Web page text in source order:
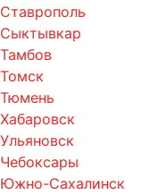
Ставрополь
Сыктывкар
Тамбов
Томск
Тюмень
Хабаровск
Ульяновск
Чебоксары
Южно-Сахалинск